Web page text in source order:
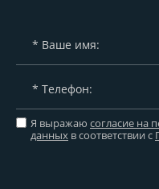
Я выражаю согласие на
данных в соответствии с